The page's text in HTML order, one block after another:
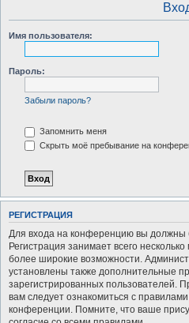
Имя пользователя:
Пароль:
Забыли пароль?
Запомнить меня
Скрыть моё пребывание на
РЕГИСТРАЦИЯ
Для входа на конференцию вы должны
Регистрация занимает всего
более широкие возможности.
установлены также дополнительные
зарегистрированных пользователей.
вам следует ознакомиться с
конференции. Помните, что ваше